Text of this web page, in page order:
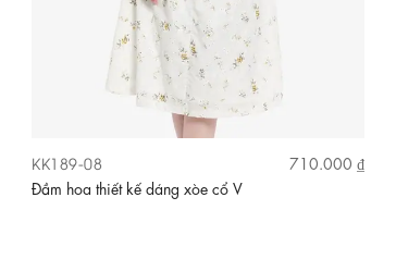
KK189-08
710.000 ₫
Đầm hoa thiết kế dáng xòe cổ V